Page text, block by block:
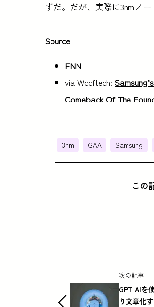
ずだ。だが、実際に3nmノ
Source
FNN
via Wccftech:
Comeback Of The
3nm GAA Samsung
この
次の記事
GPT AIを
り文章化